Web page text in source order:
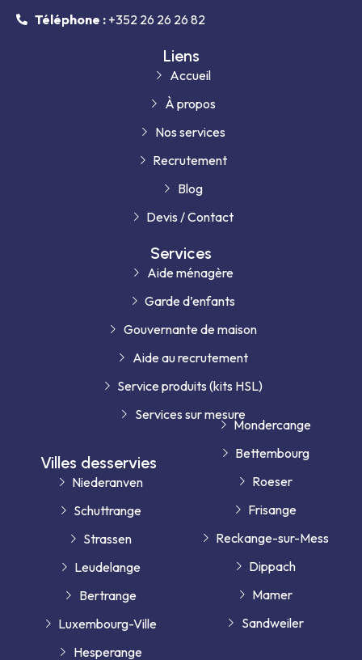
Téléphone :+352 26 26 26 82
Liens
Accueil
À propos
Nos services
Recrutement
Blog
Devis / Contact
Services
Aide ménagère
Garde d’enfants
Gouvernante de maison
Aide au recrutement
Service produits (kits HSL)
Services sur mesure
Villes desservies
Niederanven
Schuttrange
Strassen
Leudelange
Bertrange
Luxembourg-Ville
Hesperange
Mondercange
Bettembourg
Roeser
Frisange
Reckange-sur-Mess
Dippach
Mamer
Sandweiler